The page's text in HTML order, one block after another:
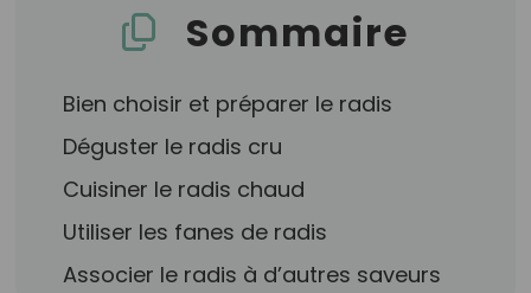
Sommaire
Bien choisir et préparer le radis
Déguster le radis cru
Cuisiner le radis chaud
Utiliser les fanes de radis
Associer le radis à d’autres saveurs